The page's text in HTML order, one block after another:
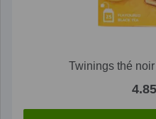
Twinings thé